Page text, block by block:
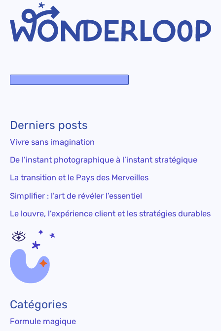
Derniers posts
Vivre sans imagination
De l’instant photographique à l’instant stratégique
La transition et le Pays des Merveilles
Simplifier : l’art de révéler l’essentiel
Le louvre, l’expérience client et les stratégies durables
Catégories
Formule magique